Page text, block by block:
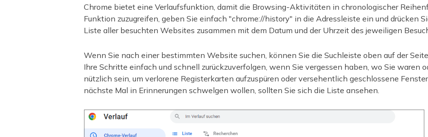
Chrome bietet eine Verlaufsfunktion, damit die Browsing-Aktivitäten in chronologischer
Funktion zuzugreifen, geben Sie einfach "chrome://history" in die Adressleiste ein und drücken
Liste aller besuchten Websites zusammen mit dem Datum und der Uhrzeit des jeweiligen
Wenn Sie nach einer bestimmten Website suchen, können Sie die Suchleiste oben auf der
Ihre Schritte einfach und schnell zurückzuverfolgen, wenn Sie vergessen haben, wo Sie waren
nützlich sein, um verlorene Registerkarten aufzuspüren oder versehentlich geschlossene
nächste Mal in Erinnerungen schwelgen wollen, sollten Sie sich die Liste ansehen.